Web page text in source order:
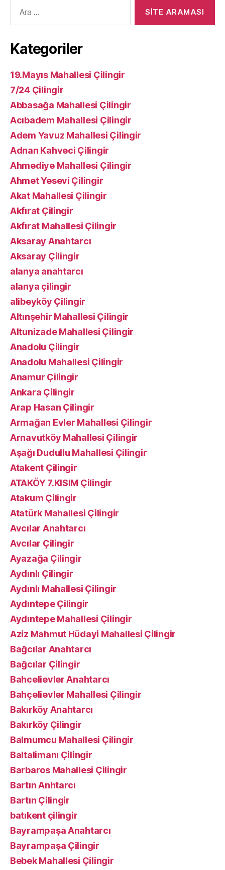
yap:
Kategoriler
19.Mayıs Mahallesi Çilingir
7/24 Çilingir
Abbasağa Mahallesi Çilingir
Acıbadem Mahallesi Çilingir
Adem Yavuz Mahallesi Çilingir
Adnan Kahveci Çilingir
Ahmediye Mahallesi Çilingir
Ahmet Yesevi Çilingir
Akat Mahallesi Çilingir
Akfırat Çilingir
Akfırat Mahallesi Çilingir
Aksaray Anahtarcı
Aksaray Çilingir
alanya anahtarcı
alanya çilingir
alibeyköy Çilingir
Altınşehir Mahallesi Çilingir
Altunizade Mahallesi Çilingir
Anadolu Çilingir
Anadolu Mahallesi Çilingir
Anamur Çilingir
Ankara Çilingir
Arap Hasan Çilingir
Armağan Evler Mahallesi Çilingir
Arnavutköy Mahallesi Çilingir
Aşağı Dudullu Mahallesi Çilingir
Atakent Çilingir
ATAKÖY 7.KISIM Çilingir
Atakum Çilingir
Atatürk Mahallesi Çilingir
Avcılar Anahtarcı
Avcılar Çilingir
Ayazağa Çilingir
Aydınlı Çilingir
Aydınlı Mahallesi Çilingir
Aydıntepe Çilingir
Aydıntepe Mahallesi Çilingir
Aziz Mahmut Hüdayi Mahallesi Çilingir
Bağcılar Anahtarcı
Bağcılar Çilingir
Bahcelievler Anahtarcı
Bahçelievler Mahallesi Çilingir
Bakırköy Anahtarcı
Bakırköy Çilingir
Balmumcu Mahallesi Çilingir
Baltalimanı Çilingir
Barbaros Mahallesi Çilingir
Bartın Anhtarcı
Bartın Çilingir
batıkent çilingir
Bayrampaşa Anahtarcı
Bayrampaşa Çilingir
Bebek Mahallesi Çilingir